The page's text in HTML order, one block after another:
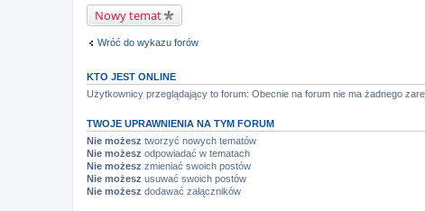
Nowy temat
Wróć do wykazu forów
KTO JEST ONLINE
Użytkownicy przeglądający to forum: Obecnie na forum nie ma żadnego
TWOJE UPRAWNIENIA NA TYM FORUM
Nie możesz tworzyć nowych tematów
Nie możesz odpowiadać w tematach
Nie możesz zmieniać swoich postów
Nie możesz usuwać swoich postów
Nie możesz dodawać załączników